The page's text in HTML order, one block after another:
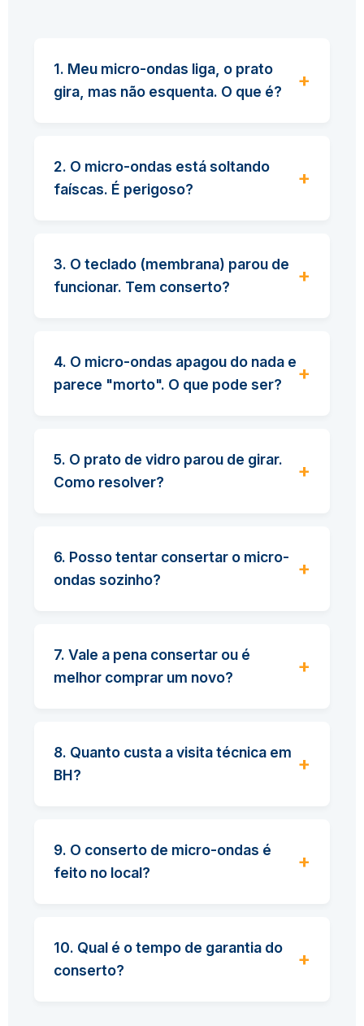
1. Meu micro-ondas liga, o prato
gira, mas não esquenta. O que é?
2. O micro-ondas está soltando
faíscas. É perigoso?
3. O teclado (membrana) parou de
funcionar. Tem conserto?
4. O micro-ondas apagou do nada e
parece "morto". O que pode ser?
5. O prato de vidro parou de girar.
Como resolver?
6. Posso tentar consertar o micro-
ondas sozinho?
7. Vale a pena consertar ou é
melhor comprar um novo?
8. Quanto custa a visita técnica em
BH?
9. O conserto de micro-ondas é
feito no local?
10. Qual é o tempo de garantia do
conserto?